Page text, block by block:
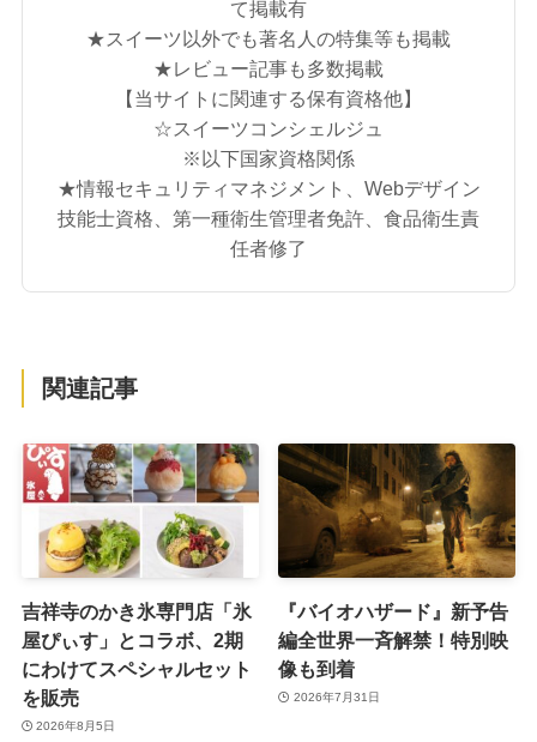
て掲載有
★スイーツ以外でも著名人の特集等も掲載
★レビュー記事も多数掲載
【当サイトに関連する保有資格他】
☆スイーツコンシェルジュ
※以下国家資格関係
★情報セキュリティマネジメント、Webデザイン
技能士資格、第一種衛生管理者免許、食品衛生責
任者修了
関連記事
吉祥寺のかき氷専門店「氷
屋ぴぃす」とコラボ、2期
にわけてスペシャルセット
を販売
2026年8月5日
『バイオハザード』新予告
編全世界一斉解禁！特別映
像も到着
2026年7月31日